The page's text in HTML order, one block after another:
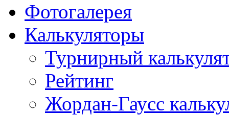
Фотогалерея
Калькуляторы
Турнирный
Рейтинг
Жордан-Гаусс